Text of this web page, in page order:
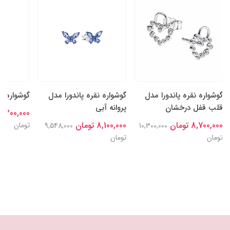
گوشواره نقره پاندورا مدل
قلب قفل درخشان
8,700,000 تومان
10,300,000
تومان
گوشواره نقره پاندورا مدل
پروانه آبی
8,100,000 تومان
9,548,000
تومان
گوشواره
8,300,000
تومان